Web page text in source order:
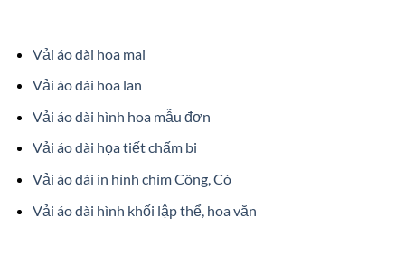
Vải áo dài hoa mai
Vải áo dài hoa lan
Vải áo dài hình hoa mẫu đơn
Vải áo dài họa tiết chấm bi
Vải áo dài in hình chim Công, Cò
Vải áo dài hình khối lập thể, hoa văn